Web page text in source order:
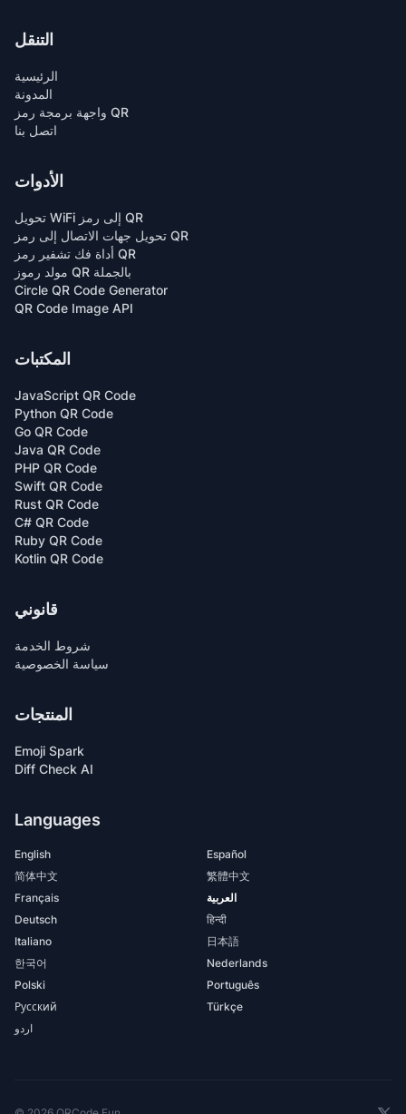
التنقل
الرئيسية
المدونة
واجهة برمجة رمز QR
اتصل بنا
الأدوات
تحويل WiFi إلى رمز QR
تحويل جهات الاتصال إلى رمز QR
أداة فك تشفير رمز QR
مولد رموز QR بالجملة
Circle QR Code Generator
QR Code Image API
المكتبات
JavaScript QR Code
Python QR Code
Go QR Code
Java QR Code
PHP QR Code
Swift QR Code
Rust QR Code
C# QR Code
Ruby QR Code
Kotlin QR Code
قانوني
شروط الخدمة
سياسة الخصوصية
المنتجات
Emoji Spark
Diff Check AI
Languages
English
Español
简体中文
繁體中文
Français
العربية
Deutsch
हिन्दी
Italiano
日本語
한국어
Nederlands
Polski
Português
Русский
Türkçe
اردو